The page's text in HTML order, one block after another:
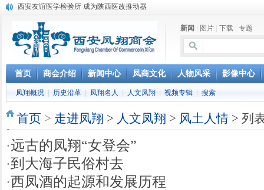
西安友谊医学检验所 成为陕西医改推动器
笔蘸深情写凤翔
豆腐村里豆腐宴
凤翔城建迈新步
凤翔将撤县建区
凤翔历史文化碑记
全国只有一个凤翔
写给华山论剑西凤酒
新闻 图片 下载 专题
首页 商会介绍 新闻中心 凤商文化 人物风采 影像中心
凤翔概况 历史沿革 凤翔名人 人文凤翔 视频专辑 搜索
首页 > 走进凤翔 > 人文凤翔 > 风土人情 > 列
·远古的凤翔“女登会”
·到大海子民俗村去
·西凤酒的起源和发展历程